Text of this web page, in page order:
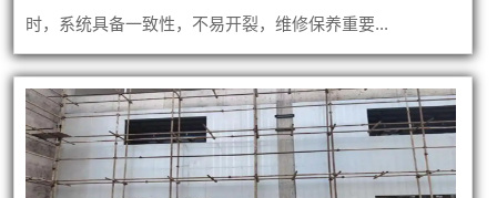
时，系统具备一致性，不易开裂，维修保养重要...